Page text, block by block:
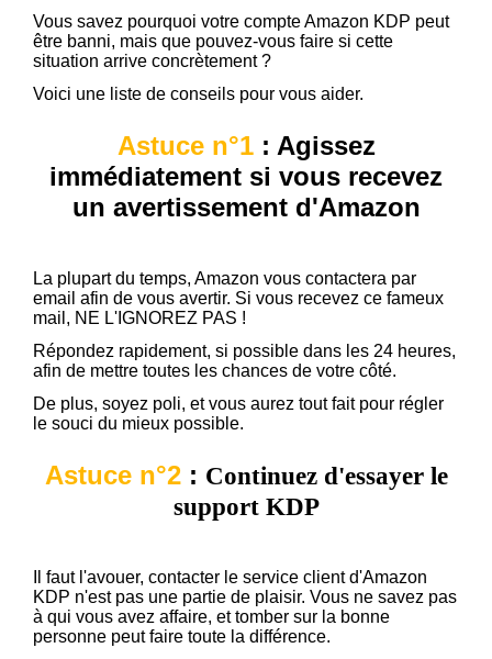
Vous savez pourquoi votre compte Amazon KDP peut
être banni, mais que pouvez-vous faire si cette
situation arrive concrètement ?
Voici une liste de conseils pour vous aider.
Astuce n°1: Agissez
immédiatement si vous recevez
un avertissement d'Amazon
La plupart du temps, Amazon vous contactera par
email afin de vous avertir. Si vous recevez ce fameux
mail, NE L'IGNOREZ PAS !
Répondez rapidement, si possible dans les 24 heures,
afin de mettre toutes les chances de votre côté.
De plus, soyez poli, et vous aurez tout fait pour régler
le souci du mieux possible.
Astuce n°2: Continuez d'essayer le
support KDP
Il faut l'avouer, contacter le service client d'Amazon
KDP n'est pas une partie de plaisir. Vous ne savez pas
à qui vous avez affaire, et tomber sur la bonne
personne peut faire toute la différence.